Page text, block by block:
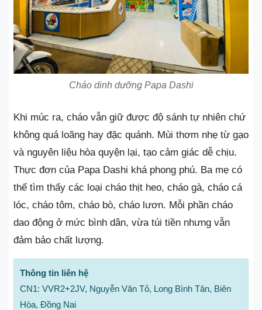
Cháo dinh dưỡng Papa Dashi
Khi múc ra, cháo vẫn giữ được độ sánh tự nhiên chứ
không quá loãng hay đặc quánh. Mùi thơm nhẹ từ gạo
và nguyên liệu hòa quyện lại, tạo cảm giác dễ chịu.
Thực đơn của Papa Dashi khá phong phú. Ba mẹ có
thể tìm thấy các loại cháo thịt heo, cháo gà, cháo cá
lóc, cháo tôm, cháo bò, cháo lươn. Mỗi phần cháo
dao động ở mức bình dân, vừa túi tiền nhưng vẫn
đảm bảo chất lượng.
Thông tin liên hệ
CN1: VVR2+2JV, Nguyễn Văn Tỏ, Long Bình Tân, Biên
Hòa, Đồng Nai